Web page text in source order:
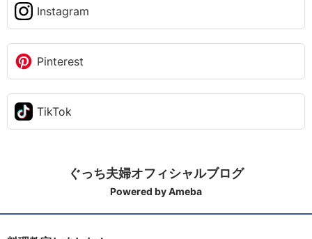
Instagram
Pinterest
TikTok
ぐっち夫婦オフィシャルブログ
Powered by Ameba